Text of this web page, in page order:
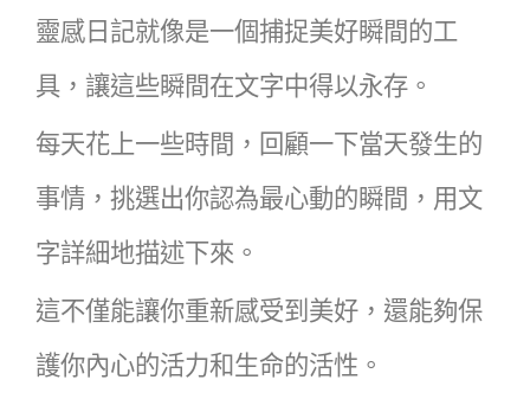
靈感日記就像是一個捕捉美好瞬間的工
具，讓這些瞬間在文字中得以永存。
每天花上一些時間，回顧一下當天發生的
事情，挑選出你認為最心動的瞬間，用文
字詳細地描述下來。
這不僅能讓你重新感受到美好，還能夠保
護你內心的活力和生命的活性。